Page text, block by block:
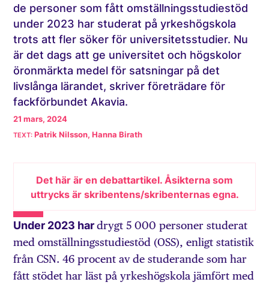
de personer som fått omställningsstudiestöd
under 2023 har studerat på yrkeshögskola
trots att fler söker för universitetsstudier. Nu
är det dags att ge universitet och högskolor
öronmärkta medel för satsningar på det
livslånga lärandet, skriver företrädare för
fackförbundet Akavia.
21 mars, 2024
Patrik Nilsson, Hanna Birath
Det här är en debattartikel. Åsikterna som
uttrycks är skribentens/skribenternas egna.
Under 2023 hardrygt 5 000 personer studerat
med omställningsstudiestöd (OSS), enligt statistik
från CSN. 46 procent av de studerande som har
fått stödet har läst på yrkeshögskola jämfört med